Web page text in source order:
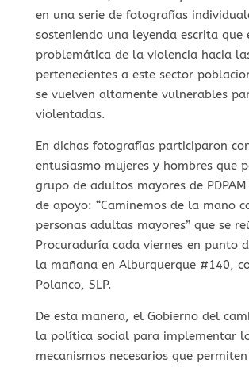
en una serie de fotografías
sosteniendo una leyenda escrita que
problemática de la violencia hacia
pertenecientes a este sector
se vuelven altamente vulnerables
violentadas.
En dichas fotografías participaron
entusiasmo mujeres y hombres que
grupo de adultos mayores de
de apoyo: “Caminemos de la mano
personas adultas mayores” que se
Procuraduría cada viernes en punto
la mañana en Alburquerque #140,
Polanco, SLP.
De esta manera, el Gobierno del
la política social para implementar
mecanismos necesarios que